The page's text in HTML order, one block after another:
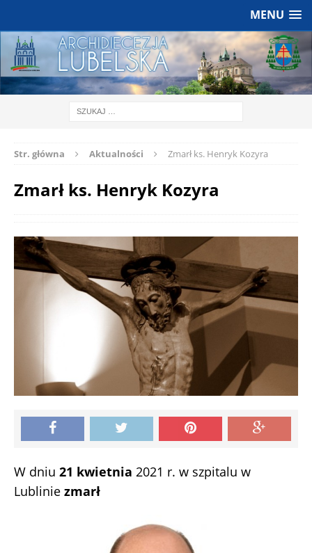
MENU
Str. główna Aktualności Zmarł ks. Henryk Kozyra
Zmarł ks. Henryk Kozyra
W dniu 21 kwietnia 2021 r. w szpitalu w
Lublinie zmarł